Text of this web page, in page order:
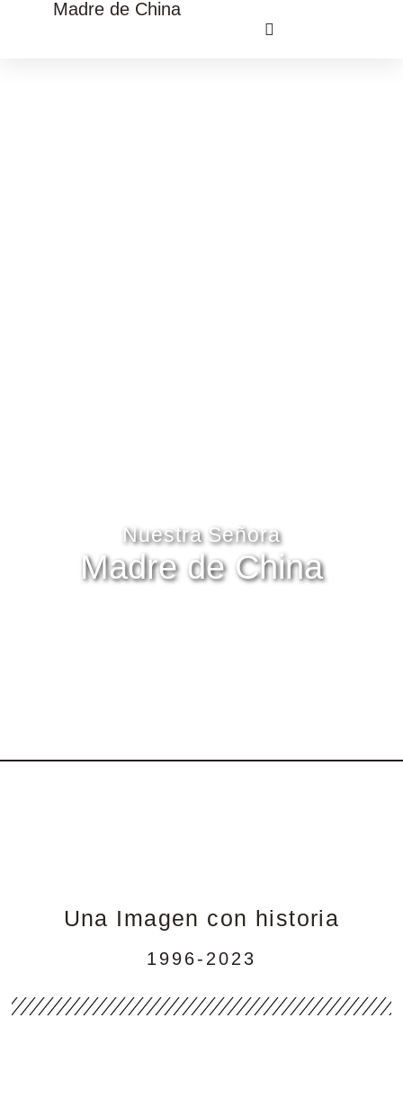
Madre de China
Nuestra Señora
Madre de China
Una Imagen con historia
1996-2023